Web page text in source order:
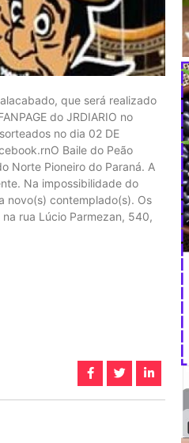
que será realizado
do JRDIARIO no
no dia 02 DE
Baile do Peão
Norte Pioneiro do Paraná. A
Na impossibilidade do
novo(s) contemplado(s). Os
rua Lúcio Parmezan, 540,